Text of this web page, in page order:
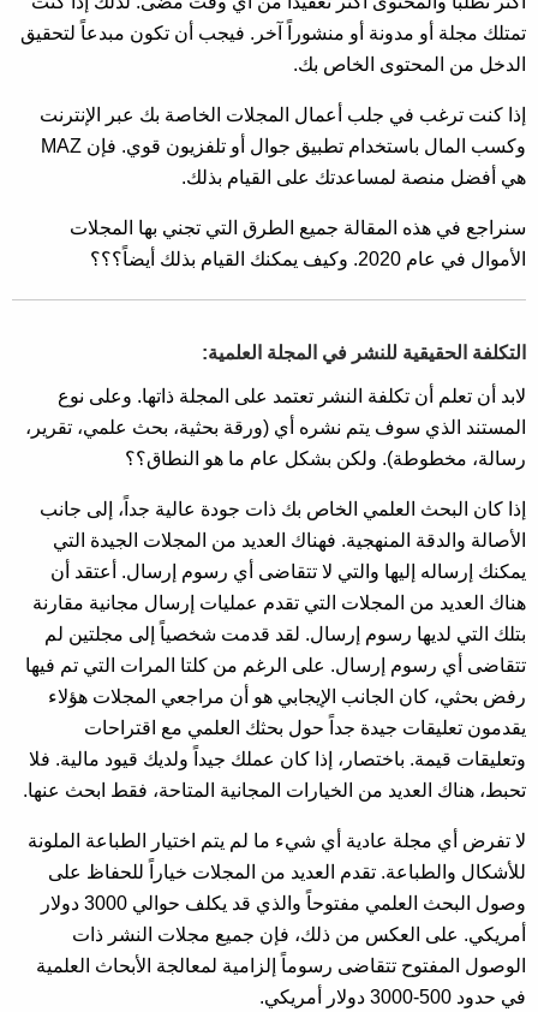
تمتلك مجلة أو مدونة أو منشوراً آخر. فيجب أن تكون مبدعاً لتحقيق
الدخل من المحتوى الخاص بك.
إذا كنت ترغب في جلب أعمال المجلات الخاصة بك عبر الإنترنت
وكسب المال باستخدام تطبيق جوال أو تلفزيون قوي. فإن MAZ
هي أفضل منصة لمساعدتك على القيام بذلك.
سنراجع في هذه المقالة جميع الطرق التي تجني بها المجلات
الأموال في عام 2020. وكيف يمكنك القيام بذلك أيضاً؟؟؟
التكلفة الحقيقية للنشر في المجلة العلمية:
لابد أن تعلم أن تكلفة النشر تعتمد على المجلة ذاتها. وعلى نوع
المستند الذي سوف يتم نشره أي (ورقة بحثية، بحث علمي، تقرير،
رسالة، مخطوطة). ولكن بشكل عام ما هو النطاق؟؟
إذا كان البحث العلمي الخاص بك ذات جودة عالية جداً، إلى جانب
الأصالة والدقة المنهجية. فهناك العديد من المجلات الجيدة التي
يمكنك إرساله إليها والتي لا تتقاضى أي رسوم إرسال. أعتقد أن
هناك العديد من المجلات التي تقدم عمليات إرسال مجانية مقارنة
بتلك التي لديها رسوم إرسال. لقد قدمت شخصياً إلى مجلتين لم
تتقاضى أي رسوم إرسال. على الرغم من كلتا المرات التي تم فيها
رفض بحثي، كان الجانب الإيجابي هو أن مراجعي المجلات هؤلاء
يقدمون تعليقات جيدة جداً حول بحثك العلمي مع اقتراحات
وتعليقات قيمة. باختصار، إذا كان عملك جيداً ولديك قيود مالية. فلا
تحبط، هناك العديد من الخيارات المجانية المتاحة، فقط ابحث عنها.
لا تفرض أي مجلة عادية أي شيء ما لم يتم اختيار الطباعة الملونة
للأشكال والطباعة. تقدم العديد من المجلات خياراً للحفاظ على
وصول البحث العلمي مفتوحاً والذي قد يكلف حوالي 3000 دولار
أمريكي. على العكس من ذلك، فإن جميع مجلات النشر ذات
الوصول المفتوح تتقاضى رسوماً إلزامية لمعالجة الأبحاث العلمية
في حدود 500-3000 دولار أمريكي.